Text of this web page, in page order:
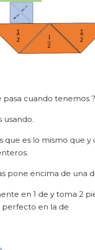
pasa cuando tenemos ?
usando.
es lo mismo que
pone encima de una
en 1 de y toma 2
perfecto en la de